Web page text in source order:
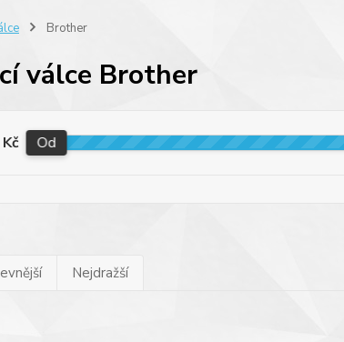
Brother
válce Brother
Kč Od
Nejdražší